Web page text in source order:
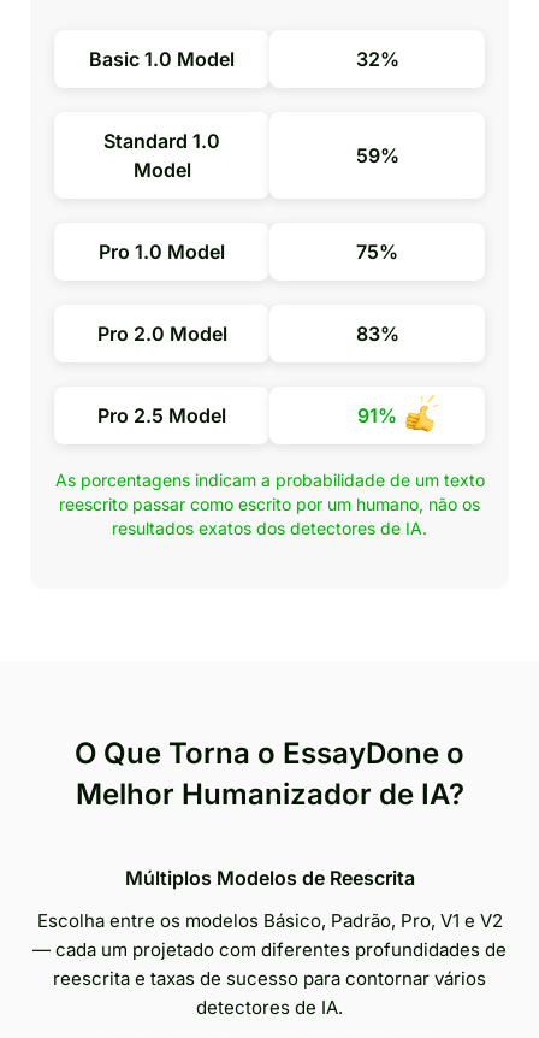
Basic 1.0 Model 32%
Standard 1.0
Model
59%
Pro 1.0 Model 75%
Pro 2.0 Model 83%
Pro 2.5 Model 91%
As porcentagens indicam a probabilidade de um texto
reescrito passar como escrito por um humano, não os
resultados exatos dos detectores de IA.
O Que Torna o EssayDone o
Melhor Humanizador de IA?
Múltiplos Modelos de Reescrita
Escolha entre os modelos Básico, Padrão, Pro, V1 e V2
— cada um projetado com diferentes profundidades de
reescrita e taxas de sucesso para contornar vários
detectores de IA.